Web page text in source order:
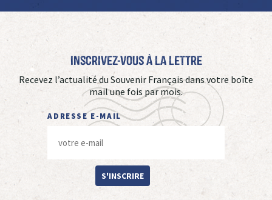
Inscrivez-vous à La Lettre
Recevez l’actualité du Souvenir Français dans votre boîte
mail une fois par mois.
ADRESSE E-MAIL
S'INSCRIRE